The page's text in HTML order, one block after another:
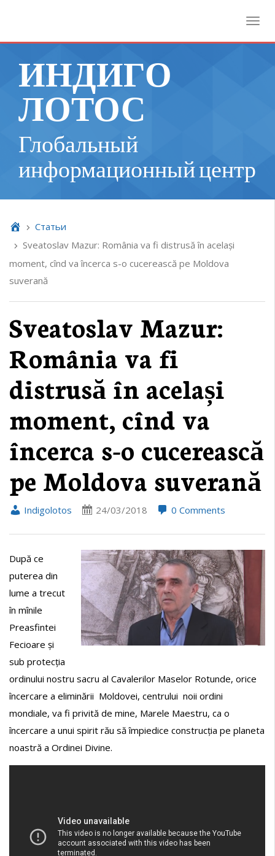
ИНДИГО
ЛОТОС
Глобальный
информационный центр
Cтатьи
Sveatoslav Mazur: România va fi distrusă în același
moment, cînd va încerca s-o cucerească pe Moldova
suverană
Sveatoslav Mazur:
România va fi
distrusă în același
moment, cînd va
încerca s-o cucerească
pe Moldova suverană
Indigolotos 24/03/2018 0 Comments
După ce
puterea din
lume a trecut
în mînile
Preasfintei
Fecioare și
sub protecția
ordinului nostru sacru al Cavalerilor Maselor Rotunde, orice
încercare a eliminării Moldovei, centrului noii ordini
mondiale, va fi privită de mine, Marele Maestru, ca o
încercare a unui spirit rău să împiedice construcția pe planeta
noastră a Ordinei Divine.